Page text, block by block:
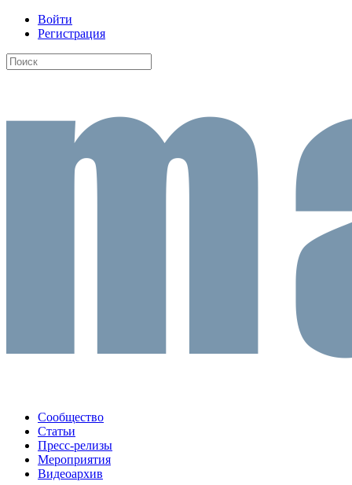
Войти
Регистрация
Сообщество
Статьи
Пресс-релизы
Мероприятия
Видеоархив